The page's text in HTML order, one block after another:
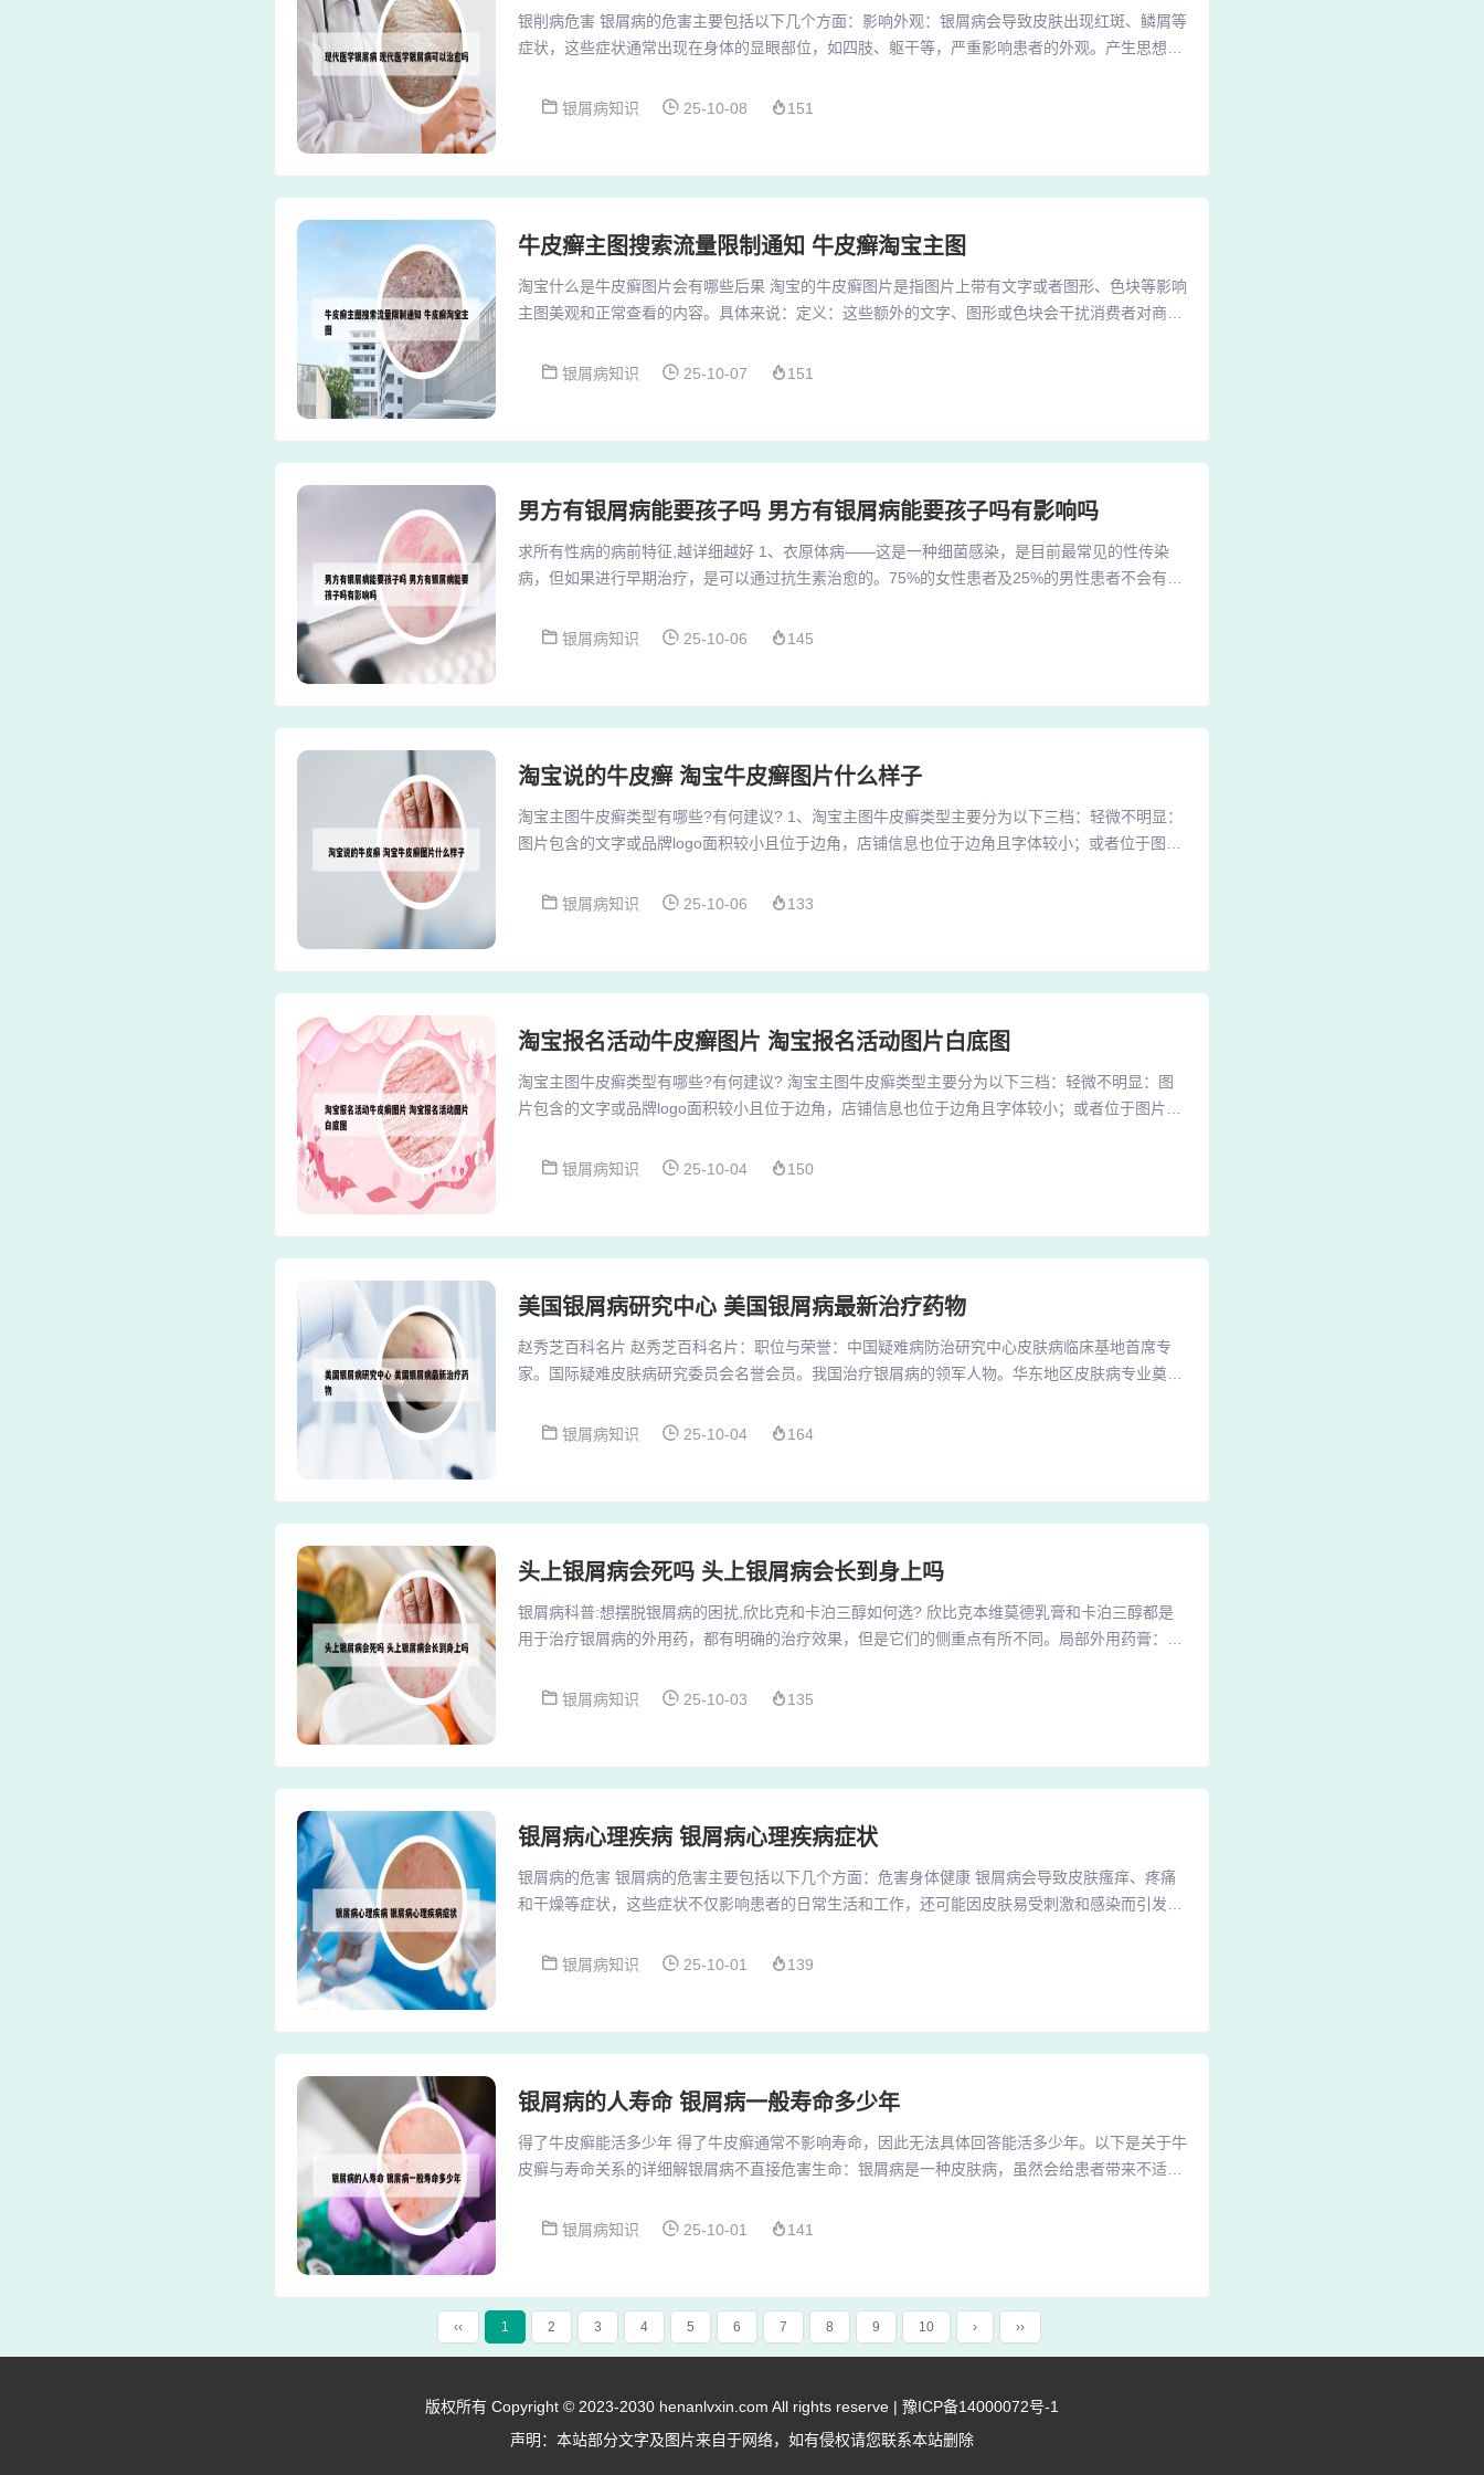
银削病危害 银屑病的危害主要包括以下几个方面：影响外观：银屑病会导致皮肤出现红斑、鳞屑等
症状，这些症状通常出现在身体的显眼部位，如四肢、躯干等，严重影响患者的外观。产生思想压
银屑病会导致皮肤瘙痒、疼痛和干燥等症状，这些症状不仅影响患者的日常生活和工作，还可能因
银屑病知识 25-10-08 151
牛皮癣主图搜索流量限制通知 牛皮癣淘宝主图
淘宝什么是牛皮癣图片会有哪些后果 淘宝的牛皮癣图片是指图片上带有文字或者图形、色块等影响
主图美观和正常查看的内容。具体来说：定义：这些额外的文字、图形或色块会干扰消费者对商品
对图片质量较差的商品进行排序调整，牛皮癣图片较为严重的商品搜索排名会受到负面影响。淘宝
银屑病知识 25-10-07 151
男方有银屑病能要孩子吗 男方有银屑病能要孩子吗有影响吗
求所有性病的病前特征,越详细越好 1、衣原体病——这是一种细菌感染，是目前最常见的性传染
病，但如果进行早期治疗，是可以通过抗生素治愈的。75%的女性患者及25%的男性患者不会有症
播的疾病，它能侵袭人的子宫颈、尿道、直肠、眼或喉，而且常与衣原体病共存。2、男性性病症
银屑病知识 25-10-06 145
淘宝说的牛皮癣 淘宝牛皮癣图片什么样子
淘宝主图牛皮癣类型有哪些?有何建议? 1、淘宝主图牛皮癣类型主要分为以下三档：轻微不明显：
图片包含的文字或品牌logo面积较小且位于边角，店铺信息也位于边角且字体较小；或者位于图片
能出现主图牛皮鲜：如大面积文字遮挡图片等。（2）不能有滥发信息违规：如出现夸大性的文
银屑病知识 25-10-06 133
淘宝报名活动牛皮癣图片 淘宝报名活动图片白底图
淘宝主图牛皮癣类型有哪些?有何建议? 淘宝主图牛皮癣类型主要分为以下三档：轻微不明显：图
片包含的文字或品牌logo面积较小且位于边角，店铺信息也位于边角且字体较小；或者位于图片中
现主图牛皮鲜：如大面积文字遮挡图片等。（2）不能有滥发信息违规：如出现夸大性的文字、广
银屑病知识 25-10-04 150
美国银屑病研究中心 美国银屑病最新治疗药物
赵秀芝百科名片 赵秀芝百科名片：职位与荣誉：中国疑难病防治研究中心皮肤病临床基地首席专
家。国际疑难皮肤病研究委员会名誉会员。我国治疗银屑病的领军人物。华东地区皮肤病专业奠基
合中西医治疗牛皮癣，取得了重大成功。赵秀芝主任，中国疑难病防治研究中心皮肤病临床基地首
银屑病知识 25-10-04 164
头上银屑病会死吗 头上银屑病会长到身上吗
银屑病科普:想摆脱银屑病的困扰,欣比克和卡泊三醇如何选? 欣比克本维莫德乳膏和卡泊三醇都是
用于治疗银屑病的外用药，都有明确的治疗效果，但是它们的侧重点有所不同。局部外用药膏：常
以长期存活。以下是关于银屑病与寿命关系的详细解银屑病与寿命无直接关系：银屑病是一种慢性
银屑病知识 25-10-03 135
银屑病心理疾病 银屑病心理疾病症状
银屑病的危害 银屑病的危害主要包括以下几个方面：危害身体健康 银屑病会导致皮肤瘙痒、疼痛
和干燥等症状，这些症状不仅影响患者的日常生活和工作，还可能因皮肤易受刺激和感染而引发其
能。银屑病的危害主要包括以下几点：影响外观：银屑病会导致皮肤出现红斑、鳞屑等症状，特别
银屑病知识 25-10-01 139
银屑病的人寿命 银屑病一般寿命多少年
得了牛皮癣能活多少年 得了牛皮癣通常不影响寿命，因此无法具体回答能活多少年。以下是关于牛
皮癣与寿命关系的详细解银屑病不直接危害生命：银屑病是一种皮肤病，虽然会给患者带来不适和
患者可能急于求成，使用副作用较大的药物。因此也谈不到能活多少年。但是，在临床上会遇到一
银屑病知识 25-10-01 141
‹‹ 1 2 3 4 5 6 7 8 9 10 › ››
版权所有 Copyright © 2023-2030 henanlvxin.com All rights reserve | 豫ICP备14000072号-1
声明：本站部分文字及图片来自于网络，如有侵权请您联系本站删除